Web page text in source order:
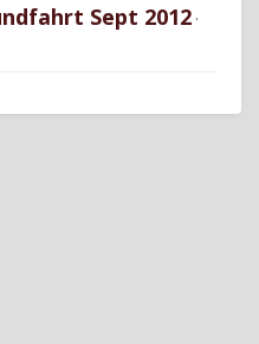
Sept 2012 ·